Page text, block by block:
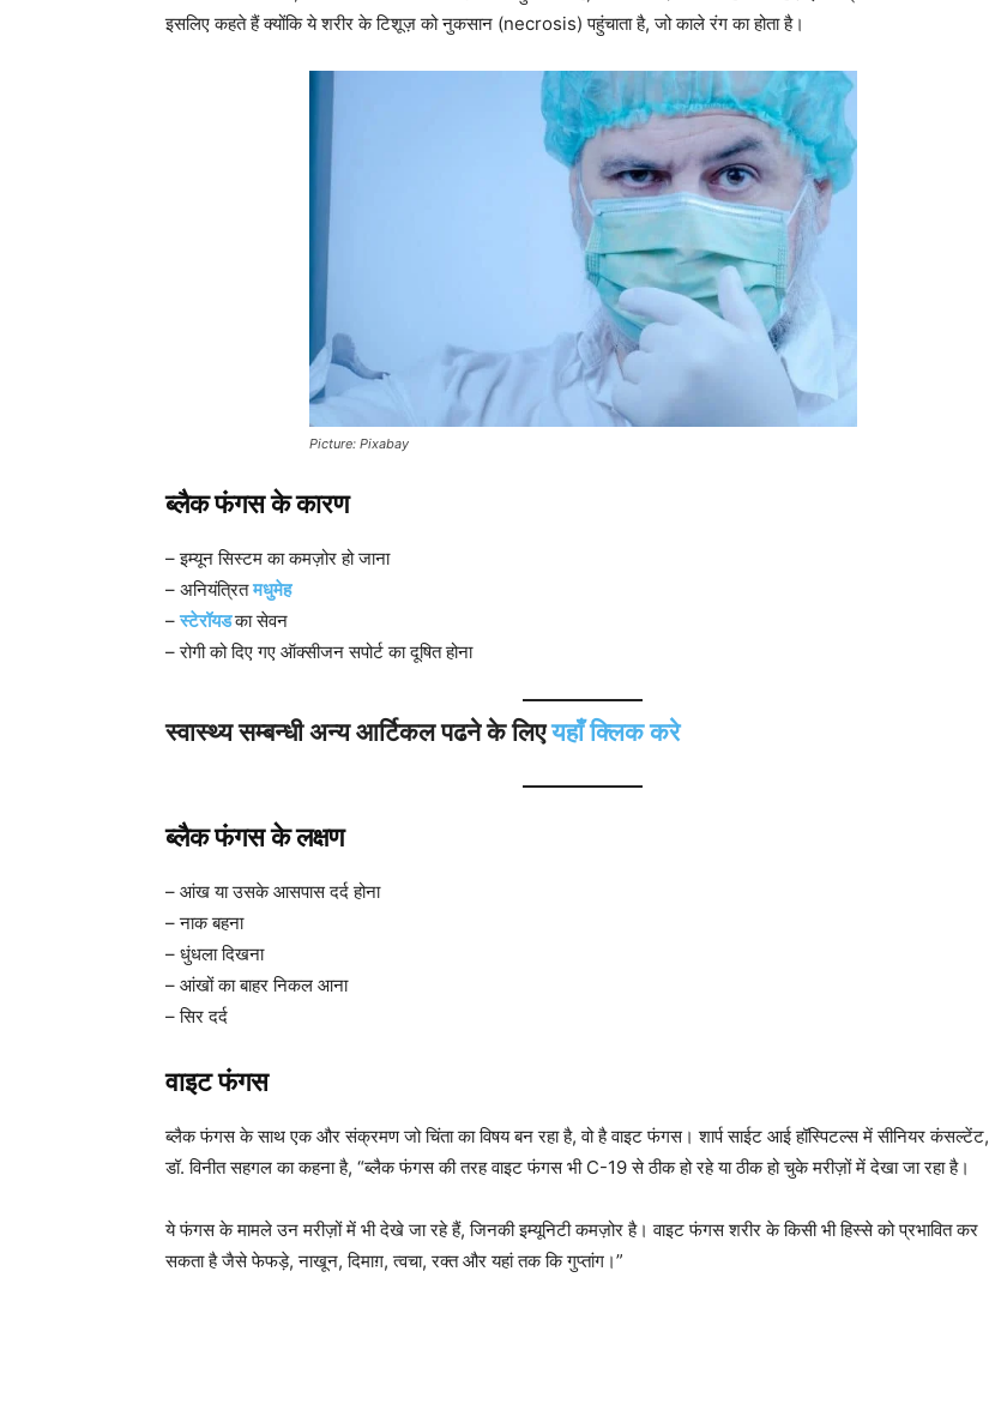
इसलिए कहते हैं क्योंकि ये शरीर के टिशूज़ को नुकसान (necrosis) पहुंचाता है, जो काले रंग का होता है।
Picture: Pixabay
ब्लैक फंगस के कारण
– इम्यून सिस्टम का कमज़ोर हो जाना
– अनियंत्रितमधुमेह
–स्टेरॉयडका सेवन
– रोगी को दिए गए ऑक्सीजन सपोर्ट का दूषित होना
स्वास्थ्य सम्बन्धी अन्य आर्टिकल पढने के लिएयहाँ क्लिक करे
ब्लैक फंगस के लक्षण
– आंख या उसके आसपास दर्द होना
– नाक बहना
– धुंधला दिखना
– आंखों का बाहर निकल आना
– सिर दर्द
वाइट फंगस
ब्लैक फंगस के साथ एक और संक्रमण जो चिंता का विषय बन रहा है, वो है वाइट फंगस। शार्प साईट आई हॉस्पिटल्स में सीनियर कंसल्टेंट,
डॉ. विनीत सहगल का कहना है, “ब्लैक फंगस की तरह वाइट फंगस भी C-19 से ठीक हो रहे या ठीक हो चुके मरीज़ों में देखा जा रहा है।
ये फंगस के मामले उन मरीज़ों में भी देखे जा रहे हैं, जिनकी इम्यूनिटी कमज़ोर है। वाइट फंगस शरीर के किसी भी हिस्से को प्रभावित कर
सकता है जैसे फेफड़े, नाखून, दिमाग़, त्वचा, रक्त और यहां तक कि गुप्तांग।”